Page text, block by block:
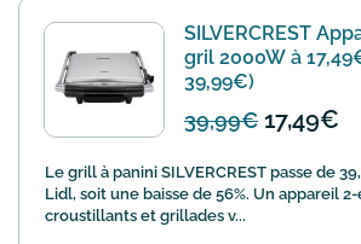
SILVERCREST
gril 2000W à
39,99€)
39,99€ 17,49€
Le grill à panini SILVERCREST passe de
Lidl, soit une baisse de 56%. Un appareil
croustillants et grillades v...